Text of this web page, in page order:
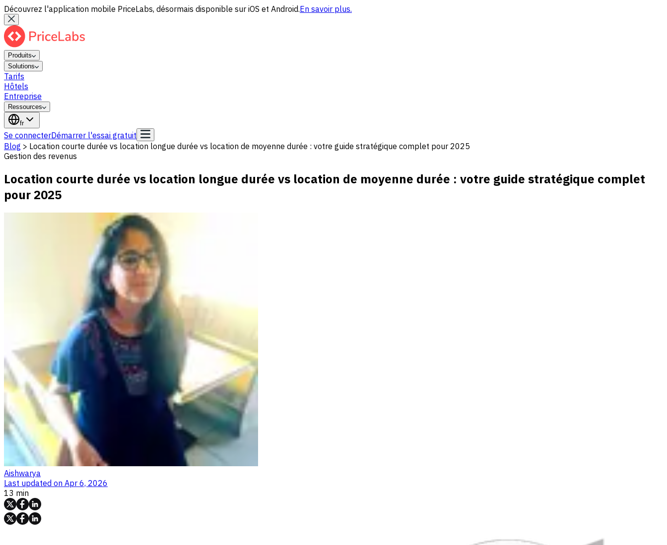
Découvrez l'application mobile PriceLabs, désormais disponible sur iOS et Android.En savoir plus.
Produits
Solutions
Tarifs
Hôtels
Entreprise
Ressources
fr
Se connecterDémarrer l'essai gratuit
Blog > Location courte durée vs location longue durée vs location de moyenne durée : votre guide stratégique complet pour 2025
Gestion des revenus
Location courte durée vs location longue durée vs location de moyenne durée : votre guide stratégique complet
pour 2025
Aishwarya
Last updated on Apr 6, 2026
13 min